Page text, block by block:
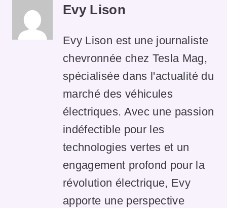
Evy Lison
Evy Lison est une journaliste
chevronnée chez Tesla Mag,
spécialisée dans l'actualité du
marché des véhicules
électriques. Avec une passion
indéfectible pour les
technologies vertes et un
engagement profond pour la
révolution électrique, Evy
apporte une perspective